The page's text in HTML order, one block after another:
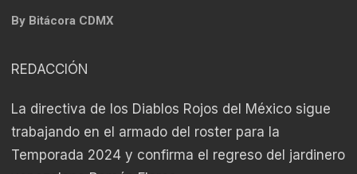
By Bitácora CDMX
REDACCIÓN
La directiva de los Diablos Rojos del México sigue
trabajando en el armado del roster para la
Temporada 2024 y confirma el regreso del jardinero